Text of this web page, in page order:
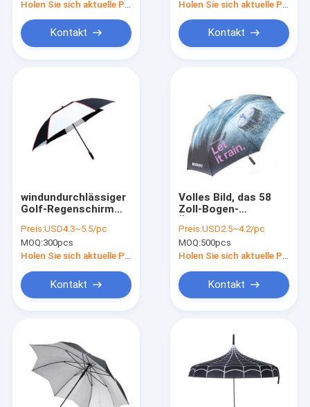
Kontakt Kontakt
windundurchlässiger
Golf-Regenschirm
Nylondoppelschicht-
190T 59 Zoll-großer
Bogen
Preis:USD4.3~5.5/pc
MOQ:300pcs
Kontakt
Volles Bild, das 58
Zoll-Bogen-
Überformatgolf-
Regenschirm druckt
Preis:USD2.5~4.2/pc
MOQ:500pcs
Kontakt